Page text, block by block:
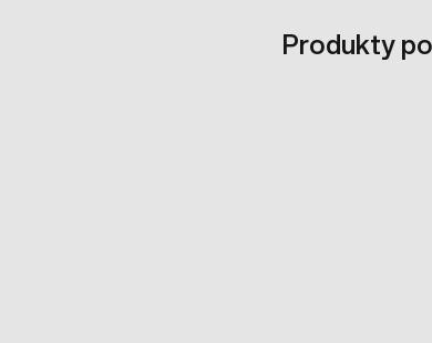
Produkty